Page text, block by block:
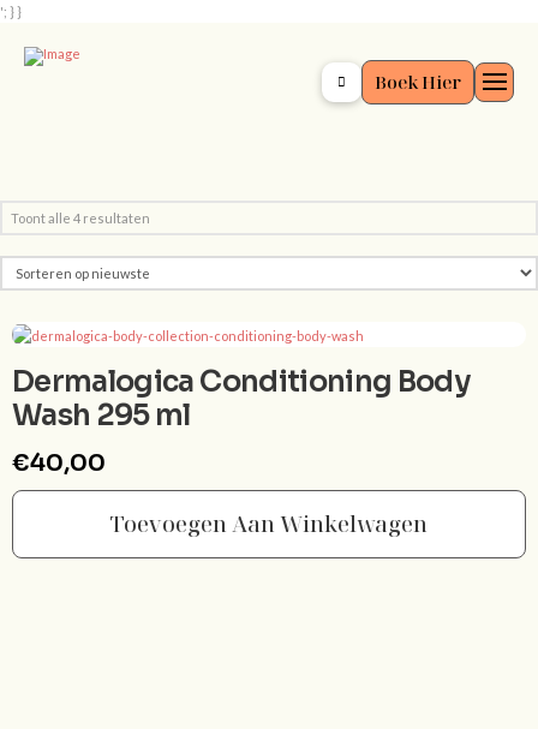
'; } }
Boek Hier
Toont alle 4 resultaten
Dermalogica Conditioning Body
Wash 295 ml
€40,00
Toevoegen Aan Winkelwagen